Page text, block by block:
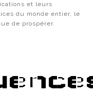
et leurs
du monde entier, le
de prospérer.